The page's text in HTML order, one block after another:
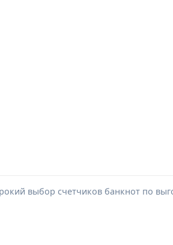
выбор счетчиков банкнот по